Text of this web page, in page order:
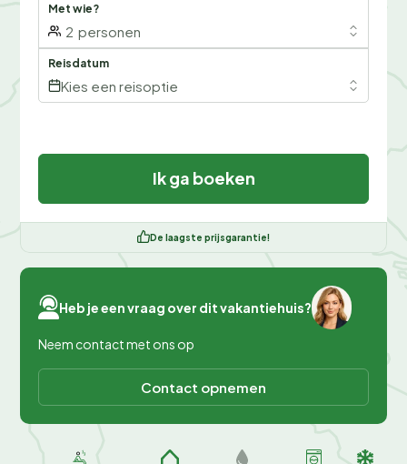
Met wie?
2 personen
Reisdatum
Kies een reisoptie
Ik ga boeken
De laagste prijsgarantie!
Heb je een vraag over dit vakantiehuis?
Neem contact met ons op
Contact opnemen